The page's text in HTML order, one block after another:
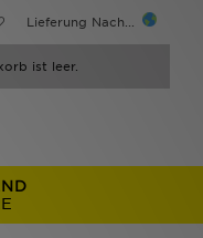
Lieferung Nach...
ist leer.